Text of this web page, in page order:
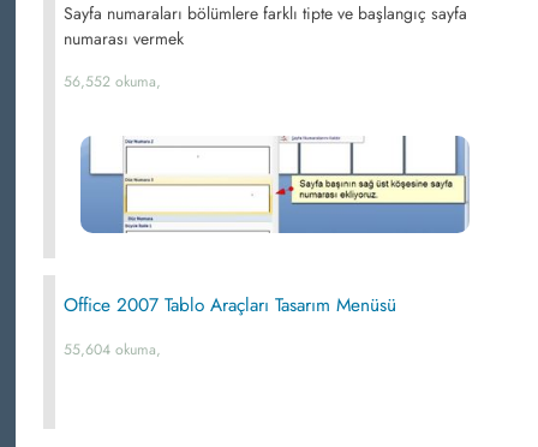
Sayfa numaraları bölümlere farklı tipte ve başlangıç sayfa
numarası vermek
56,552 okuma,
Office 2007 Tablo Araçları Tasarım Menüsü
55,604 okuma,